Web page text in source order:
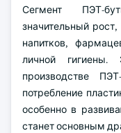
Сегмент ПЭТ-
значительный
напитков,
личной
производстве
потребление
особенно в
станет основным